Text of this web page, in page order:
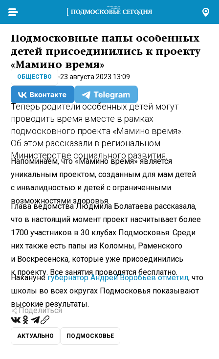
Подмосковные папы особенных
детей присоединились к проекту
«Мамино время»
ОБЩЕСТВО 23 августа 2023 13:09
Теперь родители особенных детей могут
проводить время вместе в рамках
подмосковного проекта «Мамино время».
Об этом рассказали в региональном
Министерстве социального развития.
Напоминаем, что «Мамино время» является
уникальным проектом, созданным для мам детей
с инвалидностью и детей с ограниченными
возможностями здоровья.
Глава ведомства Людмила Болатаева рассказала,
что в настоящий момент проект насчитывает более
1700 участников в 30 клубах Подмосковья. Среди
них также есть папы из Коломны, Раменского
и Воскресенска, которые уже присоединились
к проекту. Все занятия проводятся бесплатно.
Наканунегубернатор Андрей Воробьев отметил, что
школы во всех округах Подмосковья показывают
высокие результаты.
Поделиться
АКТУАЛЬНО ПОДМОСКОВЬЕ